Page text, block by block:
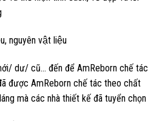
nguyên vật liệu
dư/ cũ… đến để AmReborn chế tác
được AmReborn chế tác theo chất
mà các nhà thiết kế đã tuyển chọn